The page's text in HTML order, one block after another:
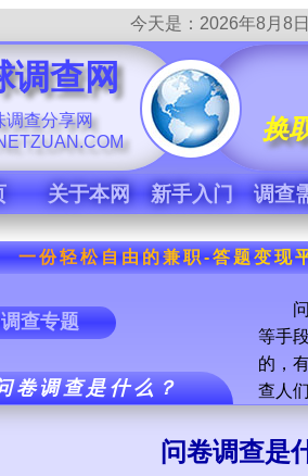
今天是： 2026年8月8
调查网
调查分享网
换
关于本网 新手入门 调查
一份轻松自由的兼职-答题变现
调查专题
卷调查是什么？
问卷
等手
的，
查人
问卷调查是